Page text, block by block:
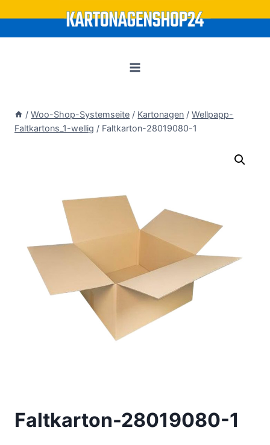
springen
/ Woo-Shop-Systemseite / Kartonagen / Wellpapp-
Faltkartons_1-wellig / Faltkarton-28019080-1
Faltkarton-28019080-1